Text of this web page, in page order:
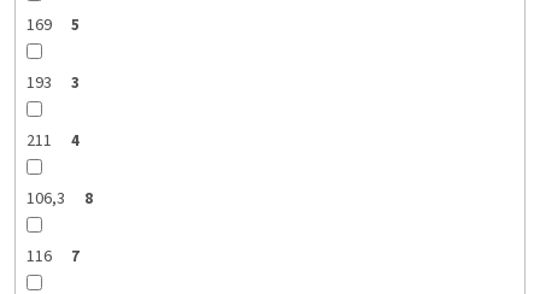
169 5
193 3
211 4
106,3 8
116 7